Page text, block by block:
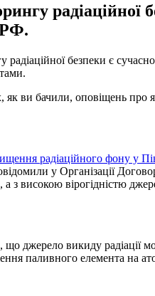
радіаційної
РФ.
безпеки є
ви бачили, оповіщень про
радіаційного фону у
у Організації
з високою вірогідністю
джерело викиду радіації
паливного елемента на